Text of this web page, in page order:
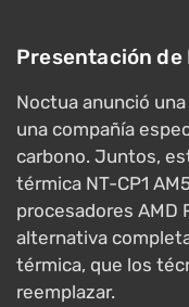
Presentación de
Noctua anunció
una compañía
carbono. Juntos,
térmica NT-CP1
procesadores AMD
alternativa
térmica, que los
reemplazar.